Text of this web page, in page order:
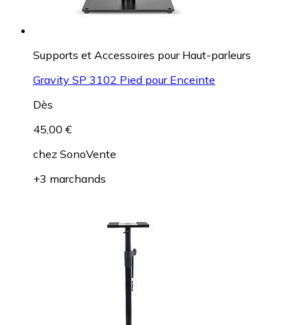
Supports et Accessoires pour Haut-parleurs
Gravity SP 3102 Pied pour Enceinte
Dès
45,00 €
chez SonoVente
+3 marchands